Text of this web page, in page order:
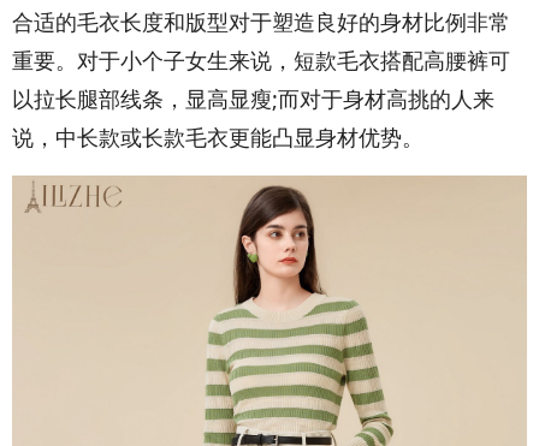
合适的毛衣长度和版型对于塑造良好的身材比例非常
重要。对于小个子女生来说，短款毛衣搭配高腰裤可
以拉长腿部线条，显高显瘦;而对于身材高挑的人来
说，中长款或长款毛衣更能凸显身材优势。